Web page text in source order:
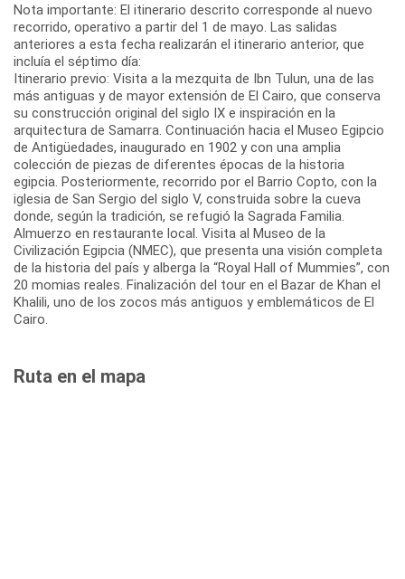
Nota importante: El itinerario descrito corresponde al nuevo
recorrido, operativo a partir del 1 de mayo. Las salidas
anteriores a esta fecha realizarán el itinerario anterior, que
incluía el séptimo día:
Itinerario previo: Visita a la mezquita de Ibn Tulun, una de las
más antiguas y de mayor extensión de El Cairo, que conserva
su construcción original del siglo IX e inspiración en la
arquitectura de Samarra. Continuación hacia el Museo Egipcio
de Antigüedades, inaugurado en 1902 y con una amplia
colección de piezas de diferentes épocas de la historia
egipcia. Posteriormente, recorrido por el Barrio Copto, con la
iglesia de San Sergio del siglo V, construida sobre la cueva
donde, según la tradición, se refugió la Sagrada Familia.
Almuerzo en restaurante local. Visita al Museo de la
Civilización Egipcia (NMEC), que presenta una visión completa
de la historia del país y alberga la “Royal Hall of Mummies”, con
20 momias reales. Finalización del tour en el Bazar de Khan el
Khalili, uno de los zocos más antiguos y emblemáticos de El
Cairo.
Ruta en el mapa